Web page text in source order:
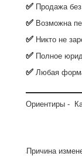
✅ Продажа
✅ Возможна
✅ Никто не
✅ Полное
✅Любая
Opиентиры -
Причина